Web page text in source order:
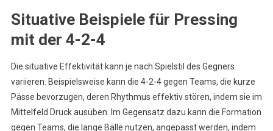
Situative Beispiele für Pressing
mit der 4-2-4
Die situative Effektivität kann je nach Spielstil des Gegners
variieren. Beispielsweise kann die 4-2-4 gegen Teams, die kurze
Pässe bevorzugen, deren Rhythmus effektiv stören, indem sie im
Mittelfeld Druck ausüben. Im Gegensatz dazu kann die Formation
gegen Teams, die lange Bälle nutzen, angepasst werden, indem